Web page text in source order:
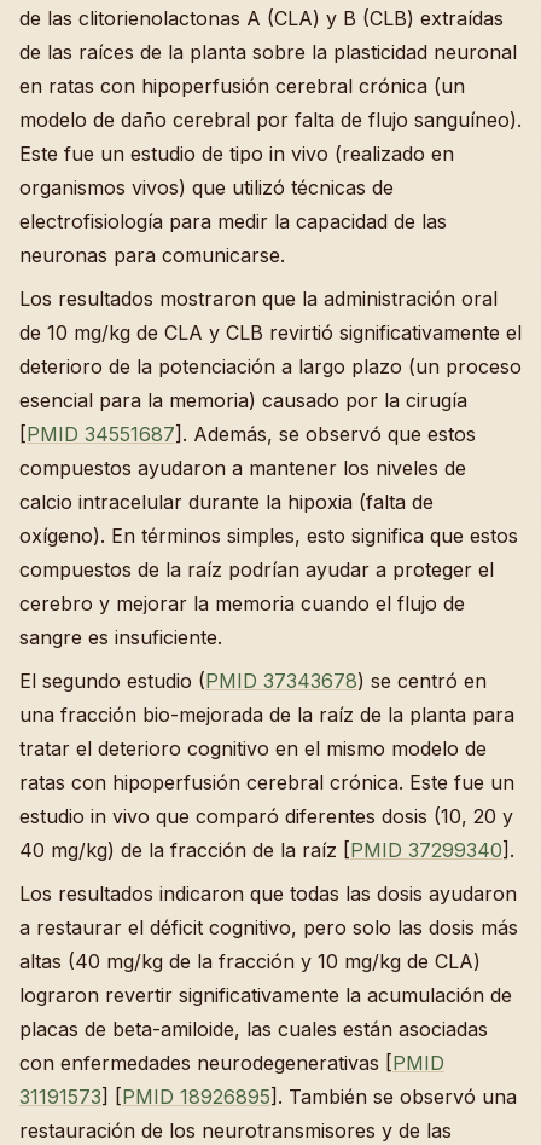
de las clitorienolactonas A (CLA) y B (CLB) extraídas
de las raíces de la planta sobre la plasticidad neuronal
en ratas con hipoperfusión cerebral crónica (un
modelo de daño cerebral por falta de flujo sanguíneo).
Este fue un estudio de tipo in vivo (realizado en
organismos vivos) que utilizó técnicas de
electrofisiología para medir la capacidad de las
neuronas para comunicarse.
Los resultados mostraron que la administración oral
de 10 mg/kg de CLA y CLB revirtió significativamente el
deterioro de la potenciación a largo plazo (un proceso
esencial para la memoria) causado por la cirugía
[PMID 34551687]. Además, se observó que estos
compuestos ayudaron a mantener los niveles de
calcio intracelular durante la hipoxia (falta de
oxígeno). En términos simples, esto significa que estos
compuestos de la raíz podrían ayudar a proteger el
cerebro y mejorar la memoria cuando el flujo de
sangre es insuficiente.
El segundo estudio (PMID 37343678) se centró en
una fracción bio-mejorada de la raíz de la planta para
tratar el deterioro cognitivo en el mismo modelo de
ratas con hipoperfusión cerebral crónica. Este fue un
estudio in vivo que comparó diferentes dosis (10, 20 y
40 mg/kg) de la fracción de la raíz [PMID 37299340].
Los resultados indicaron que todas las dosis ayudaron
a restaurar el déficit cognitivo, pero solo las dosis más
altas (40 mg/kg de la fracción y 10 mg/kg de CLA)
lograron revertir significativamente la acumulación de
placas de beta-amiloide, las cuales están asociadas
con enfermedades neurodegenerativas [PMID
31191573] [PMID 18926895]. También se observó una
restauración de los neurotransmisores y de las